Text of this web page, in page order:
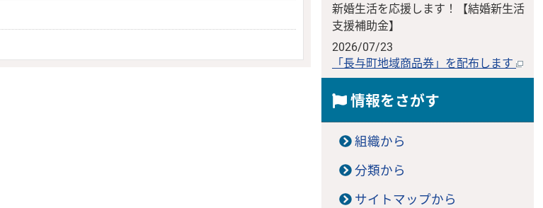
新婚生活を応援します！【結婚新生活
支援補助金】
2026/07/23
「長与町地域商品券」を配布します
情報をさがす
組織から
分類から
サイトマップから